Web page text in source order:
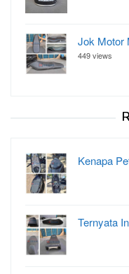
Jok Motor
449 views
Kenapa
Ternyata